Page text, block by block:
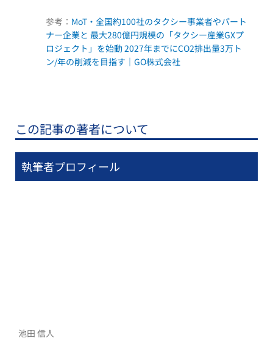
参考： MoT・全国約100社のタクシー事業者やパート
ナー企業と 最大280億円規模の「タクシー産業GXプ
ロジェクト」を始動 2027年までにCO2排出量3万ト
ン/年の削減を目指す｜GO株式会社
この記事の著者について​​​
執筆者プロフィール
池田 信人